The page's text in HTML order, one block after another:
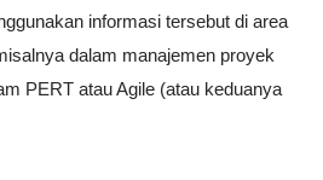
informasi tersebut di area
dalam manajemen proyek
PERT atau Agile (atau keduanya